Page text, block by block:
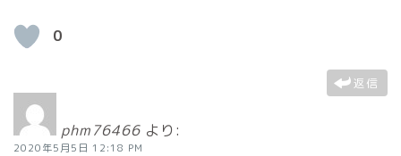
0
返信
phm76466 より:
2020年5月5日 12:18 PM